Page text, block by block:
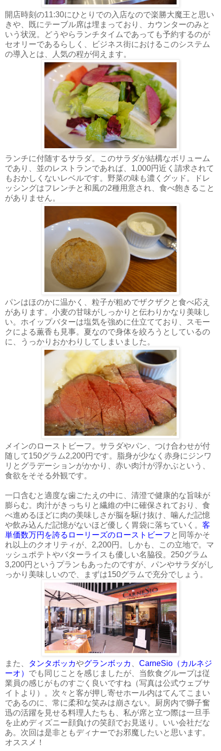
開店時刻の11:30にひとりでの入店なので楽勝大魔王と思い
きや、既にテーブル席は埋まっており、カウンターのみと
いう状況。どうやらランチタイムであっても予約するのが
セオリーであるらしく、ビジネス街におけるこのシステム
の導入とは、人気の程が伺えます。
ランチに付随するサラダ。このサラダが結構なボリューム
であり、並のレストランであれば、1,000円近く請求されて
もおかしくないレベルです。野菜の味も濃くグッド。ドレ
ッシングはフレンチと和風の2種用意され、食べ飽きること
がありません。
パンはほのかに温かく、粒子が粗めでザクザクと食べ応え
があります。小麦の甘味がしっかりと伝わりかなり美味し
い。ホイップバターは塩気を強めに仕立てており、スモー
クによる薫香も見事。夏なので身体を絞ろうとしているの
に、うっかりおかわりしてしまいました。
メインのローストビーフ。サラダやパン、つけ合わせが付
随して150グラム2,200円です。脂身が少なく赤身にジンワ
リとグラデーションがかかり、赤い肉汁が浮かぶという、
食欲をそそる外観です。
一口含むと適度な歯ごたえの中に、清澄で健康的な旨味が
膨らむ。肉汁がきっちりと繊維の中に確保されており、食
べ進めるほどに肉の美味しさが脳を駆け抜け、噛んだ記憶
や飲み込んだ記憶がないほど優しく胃袋に落ちていく。 客
単価数万円を誇るローリーズのローストビーフ と同等かそ
れ以上のクオリティが、2,200円。しかも、この立地で。マ
ッシュポテトやバターライスも優しい名脇役。250グラム
3,200円というプランもあったのですが、パンやサラダがし
っかり美味しいので、まずは150グラムで充分でしょう。
また、 タンタボッカやグランボッカ
CarneSio（カルネジ
ーオ） でも同じことを感じましたが、当飲食グループは従
業員の感じがものすごく良いですね（写真は公式ウェブサ
イトより）。次々と客が押し寄せホール内はてんてこまい
であるのに、常に柔和な笑みは崩さない。厨房内で獅子奮
迅の活躍を見せる料理人たちも、私が席と立つ際は一旦手
を止めディズニー顔負けの笑顔でお見送り。いい会社だな
あ。次回は是非ともディナーでお邪魔したいと思います。
オススメ！